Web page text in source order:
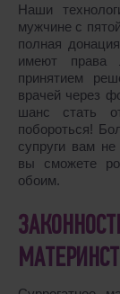
Наши
мужчине с
полная
имеют права
принятием
врачей через
шанс стать
побороться!
супруги вам
вы сможете
обоим.